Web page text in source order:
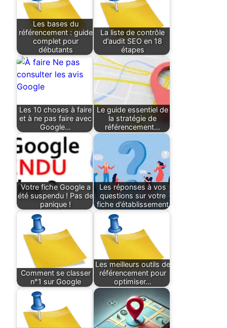
Les bases du
référencement : guide
complet pour
débutants
La liste de contrôle
d’audit SEO en 18
étapes
Les 10 choses à faire
et à ne pas faire avec
Google…
Le guide essentiel de
la stratégie de
référencement…
Votre fiche Google a
été suspendu ! Pas de
panique !
Les réponses à vos
questions sur votre
fiche d’établissement
Comment se classer
n°1 sur Google
Les meilleurs outils de
référencement pour
optimiser…